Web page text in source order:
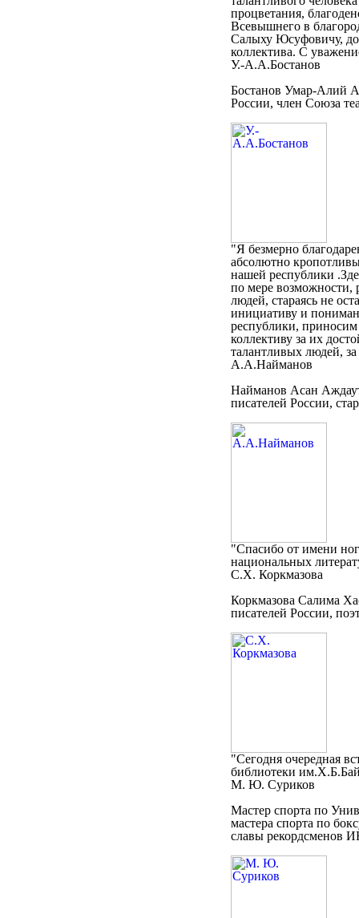
процветания,
Всевышнего в
Салыху Юсуфовичу,
коллектива. С
У.-А.А.Бостанов
Бостанов Умар-Алий
России, член Союза
"Я безмерно
абсолютно
нашей республики
по мере возможности,
людей, стараясь не
инициативу и
республики, приносим
коллективу за их
талантливых людей,
А.А.Найманов
Найманов Асан
писателей России,
"Спасибо от имени
национальных
С.Х. Коркмазова
Коркмазова Салима
писателей России,
"Сегодня очередная
библиотеки
М. Ю. Суриков
Мастер спорта по
мастера спорта по
славы рекордсменов